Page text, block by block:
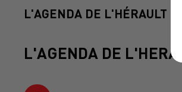
L'AGENDA DE L'HÉRAULT
L'AGENDA DE